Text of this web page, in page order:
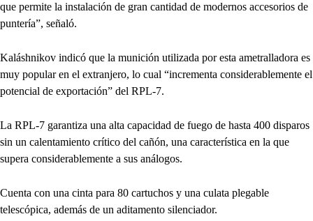
que permite la instalación de gran cantidad de modernos accesorios de
puntería”, señaló.
Kaláshnikov indicó que la munición utilizada por esta ametralladora es
muy popular en el extranjero, lo cual “incrementa considerablemente el
potencial de exportación” del RPL-7.
La RPL-7 garantiza una alta capacidad de fuego de hasta 400 disparos
sin un calentamiento crítico del cañón, una característica en la que
supera considerablemente a sus análogos.
Cuenta con una cinta para 80 cartuchos y una culata plegable
telescópica, además de un aditamento silenciador.